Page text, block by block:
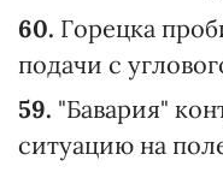
60. Горецка
подачи с
59. "Бавария"
ситуацию на